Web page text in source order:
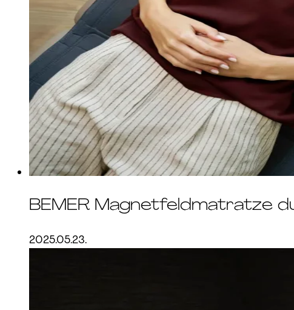
BEMER Magnetfeldmatratze
2025.05.23.